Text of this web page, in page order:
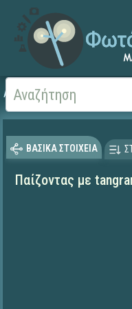
Αρχική
ΒΑΣΙΚΑ ΣΤΟΙΧΕΙΑ
Παίζοντας με